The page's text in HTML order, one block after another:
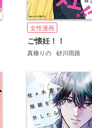
女性漫画
ご懐妊！！
真條りの 砂川雨路